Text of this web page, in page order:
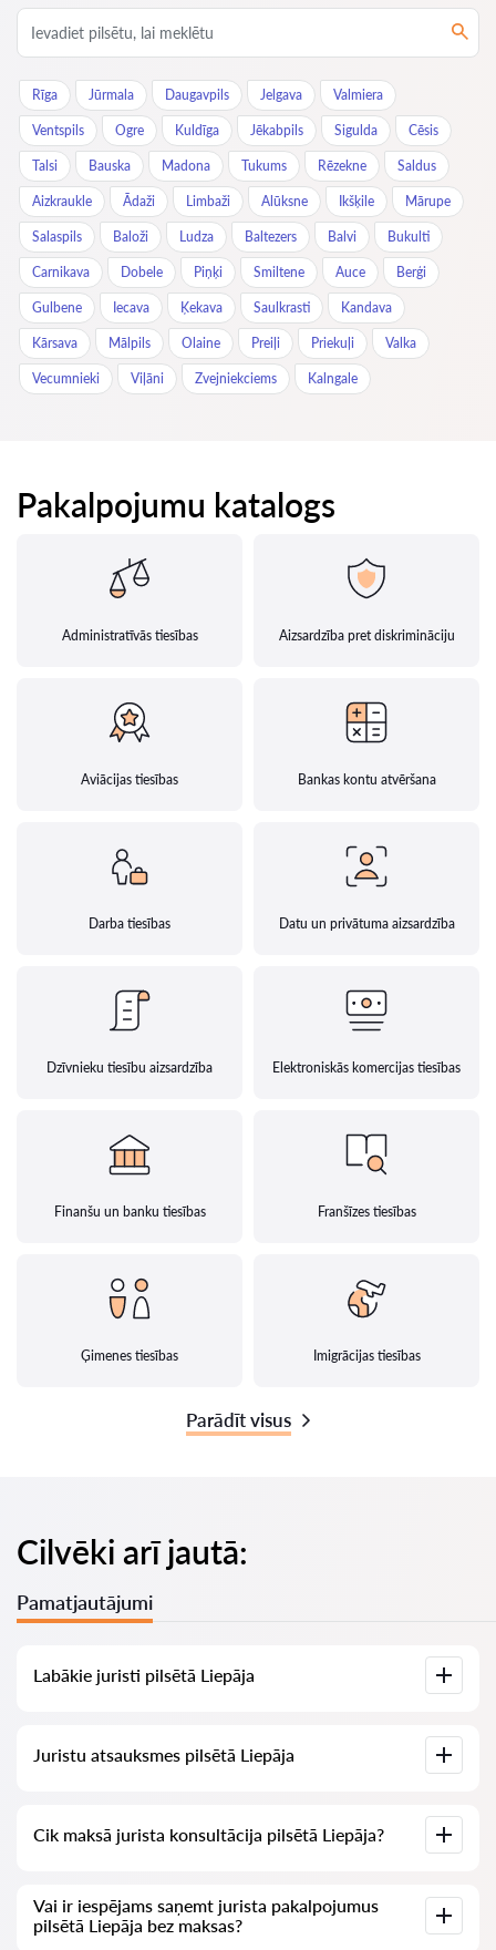
Rīga Jūrmala Daugavpils Jelgava Valmiera
Ventspils Ogre Kuldīga Jēkabpils Sigulda Cēsis
Talsi Bauska Madona Tukums Rēzekne Saldus
Aizkraukle Ādaži Limbaži Alūksne Ikšķile Mārupe
Salaspils Baloži Ludza Baltezers Balvi Bukulti
Carnikava Dobele Piņķi Smiltene Auce Berģi
Gulbene Iecava Ķekava Saulkrasti Kandava
Kārsava Mālpils Olaine Preiļi Priekuļi Valka
Vecumnieki Viļāni Zvejniekciems Kalngale
Pakalpojumu katalogs
Administratīvās tiesības Aizsardzība pret diskrimināciju
Aviācijas tiesības Bankas kontu atvēršana
Darba tiesības Datu un privātuma aizsardzība
Dzīvnieku tiesību aizsardzība Elektroniskās komercijas tiesības
Finanšu un banku tiesības Franšīzes tiesības
Ģimenes tiesības Imigrācijas tiesības
Parādīt visus
Cilvēki arī jautā:
Pamatjautājumi
Labākie juristi pilsētā Liepāja
pilnīgu informāciju: cenas, atsauksmes, tālruņa numurs un
Juristu atsauksmes pilsētā Liepāja
juristiem, mēs neizdzēšam negatīvas atsauksmes un nav
iespēju tās manipulēt.
Cik maksā jurista konsultācija pilsētā Liepāja?
(cenas var mainīties atkarībā no jautājuma sarežģītības un
atbildes formas).
Vai ir iespējams saņemt jurista pakalpojumus
pilsētā Liepāja bez maksas?